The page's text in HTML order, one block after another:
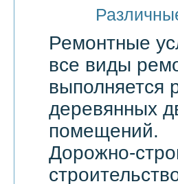
Ремонтные
все виды
выполняется
деревянных
помещений.
Дорожно-